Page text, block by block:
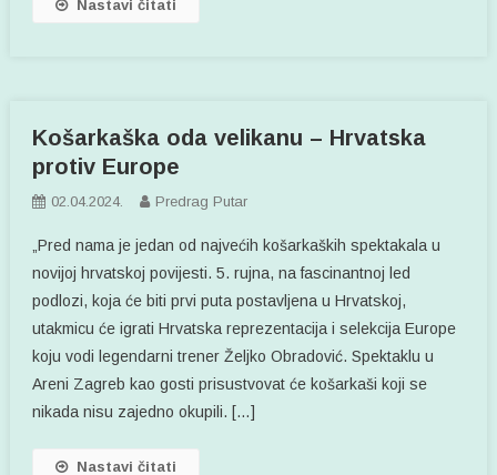
Nastavi čitati
Košarkaška oda velikanu – Hrvatska
protiv Europe
02.04.2024. Predrag Putar
„Pred nama je jedan od najvećih košarkaških spektakala u
novijoj hrvatskoj povijesti. 5. rujna, na fascinantnoj led
podlozi, koja će biti prvi puta postavljena u Hrvatskoj,
utakmicu će igrati Hrvatska reprezentacija i selekcija Europe
koju vodi legendarni trener Željko Obradović. Spektaklu u
Areni Zagreb kao gosti prisustvovat će košarkaši koji se
nikada nisu zajedno okupili. […]
Nastavi čitati